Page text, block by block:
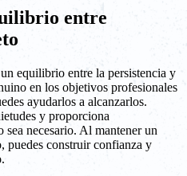
entre
equilibrio entre la persistencia y
en los objetivos profesionales
ayudarlos a alcanzarlos.
y proporciona
sea necesario. Al mantener un
puedes construir confianza y